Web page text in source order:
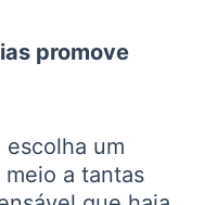
promove
escolha um
meio a tantas